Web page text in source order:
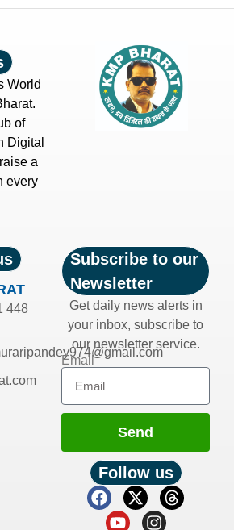
World
of
Digital
a
every
448
Subscribe to our
Newsletter
Get daily news alerts in
your inbox, subscribe to
our newsletter service.
Email
Send
Follow us